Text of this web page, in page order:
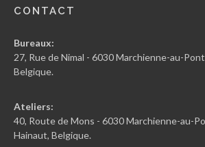
CONTACT
Bureaux:
27, Rue de Nimal - 6030 Marchienne-au-
Belgique.
Ateliers:
40, Route de Mons - 6030 Marchienne-au-
Hainaut, Belgique.